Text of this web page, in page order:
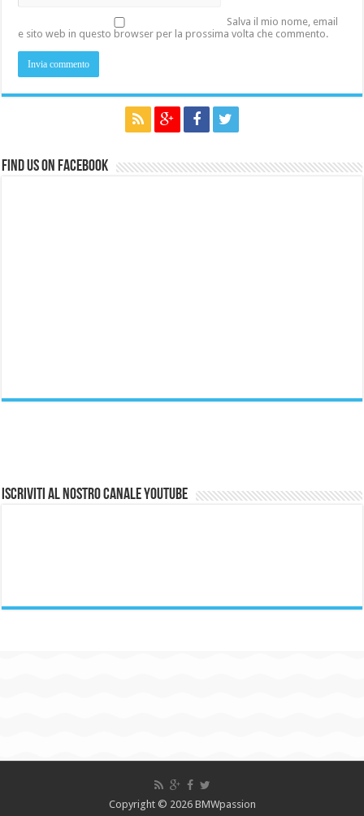
Salva il mio nome, email
e sito web in questo browser per la prossima volta che commento.
Find us on Facebook
Iscriviti al nostro canale Youtube
Copyright © 2026 BMWpassion